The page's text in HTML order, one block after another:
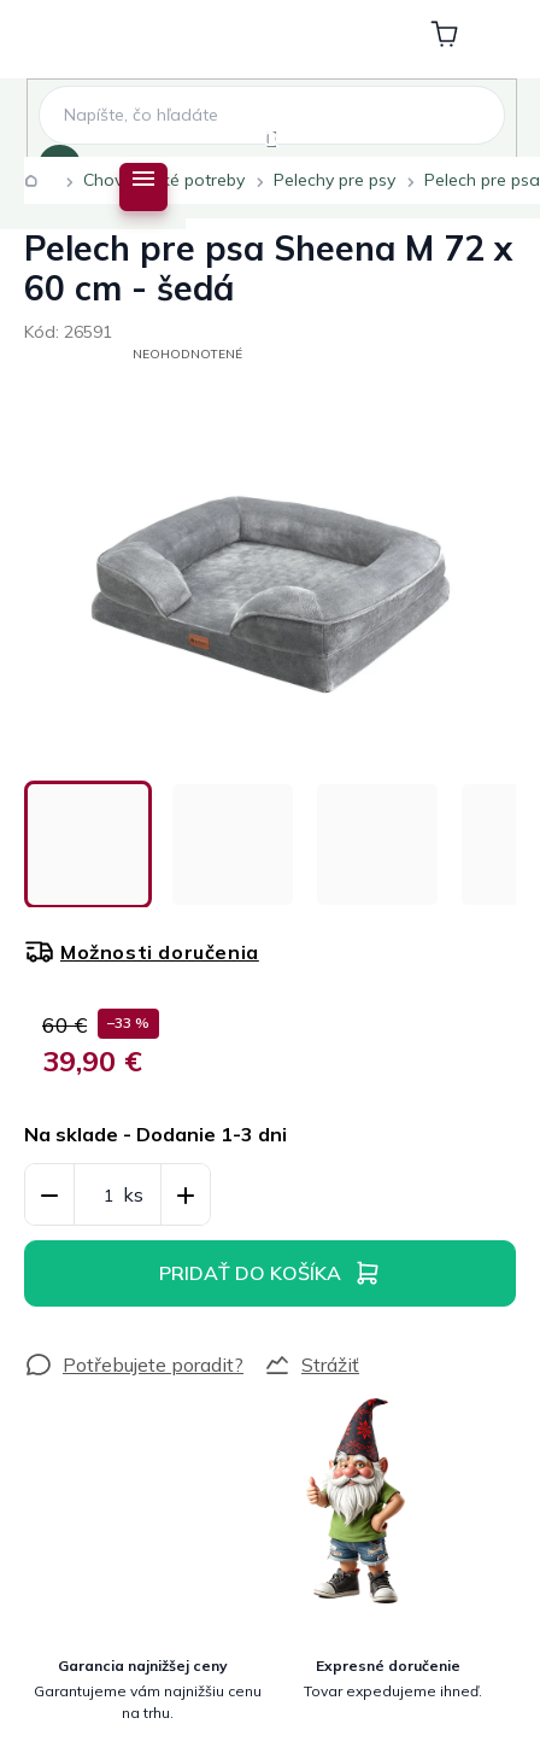
Nákupný
košík
Domov
Chovateľské potreby Pelechy pre psy Pelech pre
Pelech pre psa Sheena M 72 x
60 cm - šedá
Kód: 26591
PRIEMERNÉNEOHODNOTENÉ
60 € –33 %
39,90 €
cena:
Na sklade - Dodanie 1-3 dni
Možnosti doručenia
PRIDAŤ DO KOŠÍKA
Strážiť
Garancia najnižšej ceny
Garantujeme vám najnižšiu cenu
na trhu.
Expresné doručenie
Tovar expedujeme ihneď.